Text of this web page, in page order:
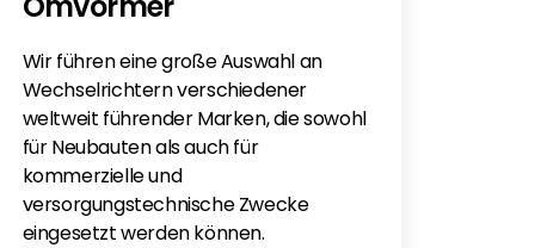
Wir führen eine große Auswahl an
Wechselrichtern verschiedener
weltweit führender Marken, die sowohl
für Neubauten als auch für
kommerzielle und
versorgungstechnische Zwecke
eingesetzt werden können.